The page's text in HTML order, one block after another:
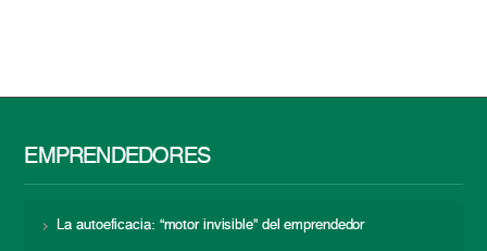
EMPRENDEDORES
La autoeficacia: “motor invisible” del emprendedor